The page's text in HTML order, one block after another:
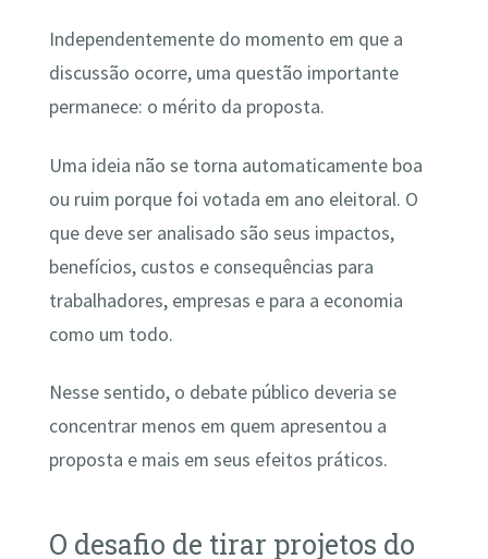
Independentemente do momento em que a
discussão ocorre, uma questão importante
permanece: o mérito da proposta.
Uma ideia não se torna automaticamente boa
ou ruim porque foi votada em ano eleitoral. O
que deve ser analisado são seus impactos,
benefícios, custos e consequências para
trabalhadores, empresas e para a economia
como um todo.
Nesse sentido, o debate público deveria se
concentrar menos em quem apresentou a
proposta e mais em seus efeitos práticos.
O desafio de tirar projetos do